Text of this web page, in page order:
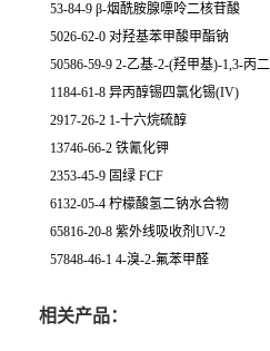
53-84-9 β-烟酰胺腺嘌呤二核苷酸
5026-62-0 对羟基苯甲酸甲酯钠
50586-59-9 2-乙基-2-(羟甲基)-1,3-丙
1184-61-8 异丙醇锡四氯化锡(IV)
2917-26-2 1-十六烷硫醇
13746-66-2 铁氰化钾
2353-45-9 固绿 FCF
6132-05-4 柠檬酸氢二钠水合物
65816-20-8 紫外线吸收剂UV-2
57848-46-1 4-溴-2-氟苯甲醛
相关产品：